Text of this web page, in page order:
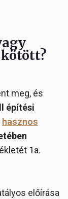
meg, és
építési
hasznos
1a.
előírása